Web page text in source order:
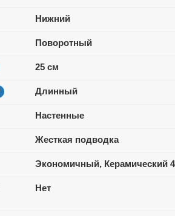
Нижний
Поворотный
25 см
Длинный
Настенные
Жесткая подводка
Экономичный, Керамический
Нет